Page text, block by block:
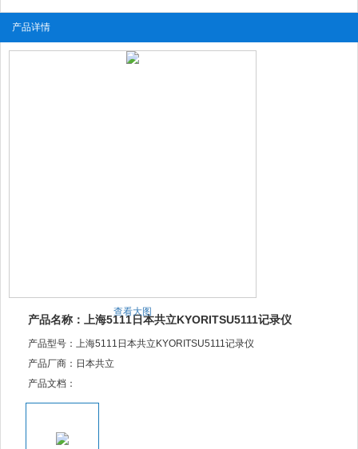
产品详情
查看大图
产品名称：上海5111日本共立KYORITSU5111记录仪
产品型号：上海5111日本共立KYORITSU5111记录仪
产品厂商：日本共立
产品文档：